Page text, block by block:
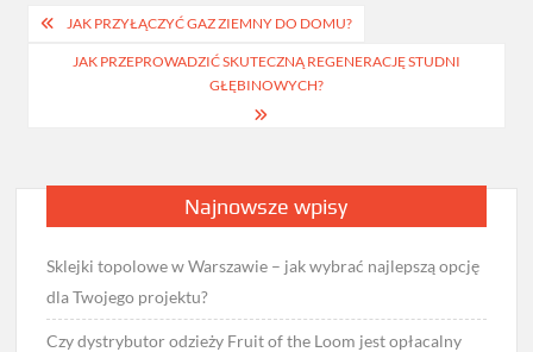
Nawigacja
wpisu
JAK PRZYŁĄCZYĆ GAZ ZIEMNY DO DOMU?
JAK PRZEPROWADZIĆ SKUTECZNĄ REGENERACJĘ STUDNI
GŁĘBINOWYCH?
Najnowsze wpisy
Sklejki topolowe w Warszawie – jak wybrać najlepszą opcję
dla Twojego projektu?
Czy dystrybutor odzieży Fruit of the Loom jest opłacalny